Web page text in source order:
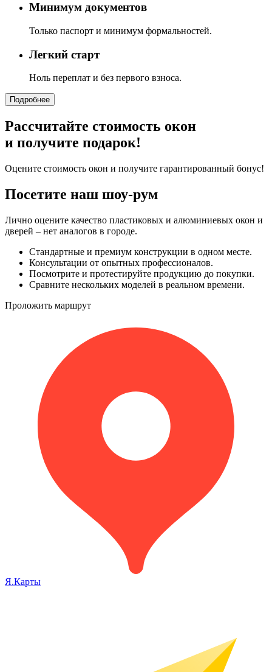
Минимум документов
Только паспорт и минимум формальностей.
Легкий старт
Ноль переплат и без первого взноса.
Подробнее
Рассчитайте стоимость окон
и получите подарок!
Оцените стоимость окон и получите гарантированный бонус!
Посетите наш шоу-рум
Лично оцените качество пластиковых и алюминиевых окон и
дверей – нет аналогов в городе.
Стандартные и премиум конструкции в одном месте.
Консультации от опытных профессионалов.
Посмотрите и протестируйте продукцию до покупки.
Сравните нескольких моделей в реальном времени.
Проложить маршрут
Я.Карты